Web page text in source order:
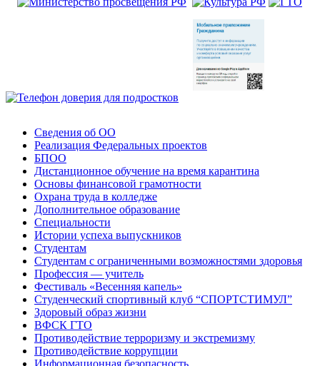
Сведения об ОО
Реализация Федеральных проектов
БПОО
Дистанционное обучение на время карантина
Основы финансовой грамотности
Охрана труда в колледже
Дополнительное образование
Специальности
Истории успеха выпускников
Студентам
Студентам с ограниченными возможностями здоровья
Профессия — учитель
Фестиваль «Весенняя капель»
Студенческий спортивный клуб “СПОРТСТИМУЛ”
Здоровый образ жизни
ВФСК ГТО
Противодействие терроризму и экстремизму
Противодействие коррупции
Информационная безопасность